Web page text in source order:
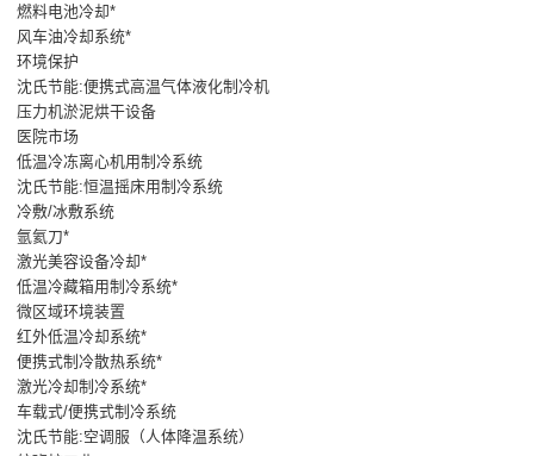
燃料电池冷却*
风车油冷却系统*
环境保护
沈氏节能:便携式高温气体液化制冷机
压力机淤泥烘干设备
医院市场
低温冷冻离心机用制冷系统
沈氏节能:恒温摇床用制冷系统
冷敷/冰敷系统
氩氦刀*
激光美容设备冷却*
低温冷藏箱用制冷系统*
微区域环境装置
红外低温冷却系统*
便携式制冷散热系统*
激光冷却制冷系统*
车载式/便携式制冷系统
沈氏节能:空调服（人体降温系统）